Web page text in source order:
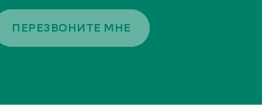
ПЕРЕЗВОНИТЕ МНЕ